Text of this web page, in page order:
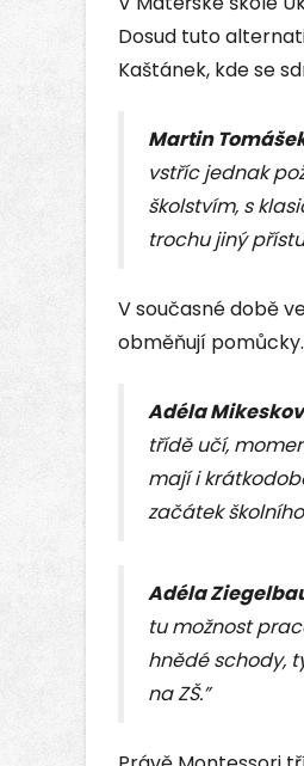
Dosud tuto
Kaštánek, kde se
Martin
vstříc jednak
školstvím, s
trochu jiný
V současné době
obměňují pomůcky.
Adéla
třídě učí,
mají i
začátek
Adéla
tu možnost
hnědé schody,
na ZŠ.”